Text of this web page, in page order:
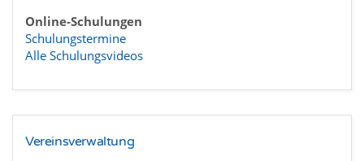
Online-Schulungen
Schulungstermine
Alle Schulungsvideos
Vereinsverwaltung